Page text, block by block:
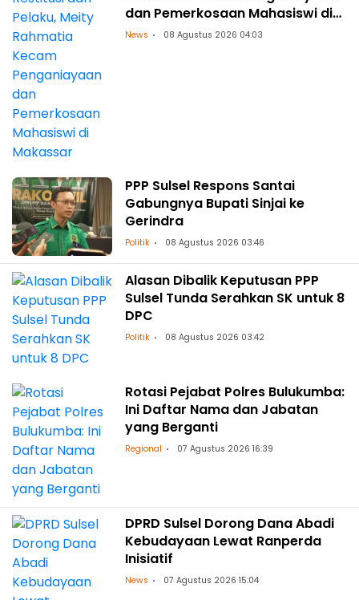
dan Pemerkosaan Mahasiswi di
Makassar
News 08 Agustus 2026 04:03
PPP Sulsel Respons Santai
Gabungnya Bupati Sinjai ke
Gerindra
Politik 08 Agustus 2026 03:46
Alasan Dibalik Keputusan PPP
Sulsel Tunda Serahkan SK untuk 8
DPC
Politik 08 Agustus 2026 03:42
Rotasi Pejabat Polres Bulukumba:
Ini Daftar Nama dan Jabatan
yang Berganti
Regional 07 Agustus 2026 16:39
DPRD Sulsel Dorong Dana Abadi
Kebudayaan Lewat Ranperda
Inisiatif
News 07 Agustus 2026 15:04